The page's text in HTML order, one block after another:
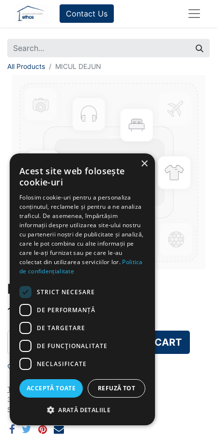
Contact Us
All Products MICUL DEJUN
MICUL DEJUN
10.00lei
ADD TO CART
Add to wishlist
Terms and Conditions
30-day money-back guarantee
Shipping: 2-3 Business Days
×
Acest site web folosește
cookie-uri
Folosim cookie-uri pentru a personaliza
conținutul, reclamele și pentru a ne analiza
traficul. De asemenea, împărtășim
informații despre utilizarea site-ului nostru
cu partenerii noștri de publicitate și analiză,
care le pot combina cu alte informații pe
care le-ați furnizat sau pe care le-au
colectat din utilizarea serviciilor lor. Politica
de confidențialitate
STRICT NECESARE
DE PERFORMANȚĂ
DE TARGETARE
DE FUNCŢIONALITATE
NECLASIFICATE
ACCEPTĂ TOATE REFUZĂ TOT
ARATĂ DETALIILE